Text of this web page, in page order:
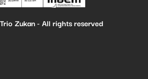
Zukan - All rights reserved